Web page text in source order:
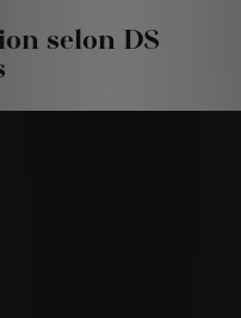
selon DS